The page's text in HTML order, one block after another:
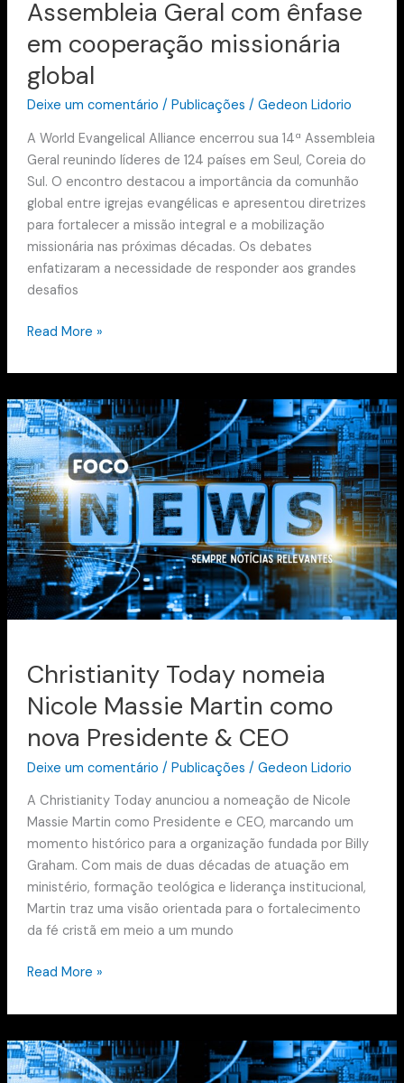
Assembleia Geral com ênfase
em cooperação missionária
global
Deixe um comentário / Publicações / Gedeon Lidorio
A World Evangelical Alliance encerrou sua 14ª Assembleia
Geral reunindo líderes de 124 países em Seul, Coreia do
Sul. O encontro destacou a importância da comunhão
global entre igrejas evangélicas e apresentou diretrizes
para fortalecer a missão integral e a mobilização
missionária nas próximas décadas. Os debates
enfatizaram a necessidade de responder aos grandes
desafios
Read More »
Christianity Today nomeia
Nicole Massie Martin como
nova Presidente & CEO
Deixe um comentário / Publicações / Gedeon Lidorio
A Christianity Today anunciou a nomeação de Nicole
Massie Martin como Presidente e CEO, marcando um
momento histórico para a organização fundada por Billy
Graham. Com mais de duas décadas de atuação em
ministério, formação teológica e liderança institucional,
Martin traz uma visão orientada para o fortalecimento
da fé cristã em meio a um mundo
Christianity
Today
nomeia
Nicole
Massie
Martin
como
nova
Presidente
&
Read More »
Novo
documentário